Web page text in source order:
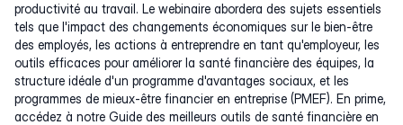
productivité au travail. Le webinaire abordera des sujets essentiels
tels que l'impact des changements économiques sur le bien-être
des employés, les actions à entreprendre en tant qu'employeur, les
outils efficaces pour améliorer la santé financière des équipes, la
structure idéale d'un programme d'avantages sociaux, et les
programmes de mieux-être financier en entreprise (PMEF). En prime,
accédez à notre Guide des meilleurs outils de santé financière en